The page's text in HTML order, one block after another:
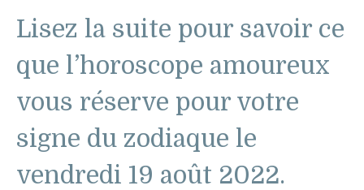
Lisez la suite pour savoir ce
que l’horoscope amoureux
vous réserve pour votre
signe du zodiaque le
vendredi 19 août 2022.